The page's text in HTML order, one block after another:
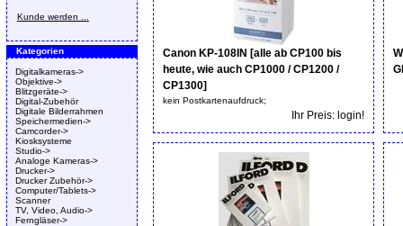
Kunde werden ...
Kategorien
Digitalkameras->
Objektive->
Blitzgeräte->
Digital-Zubehör
Digitale Bilderrahmen
Speichermedien->
Camcorder->
Kiosksysteme
Studio->
Analoge Kameras->
Drucker->
Drucker Zubehör->
Computer/Tablets->
Scanner
TV, Video, Audio->
Ferngläser->
Canon KP-108IN [alle ab CP100 bis
heute, wie auch CP1000 / CP1200 /
CP1300]
kein Postkartenaufdruck;
Ihr Preis: login!